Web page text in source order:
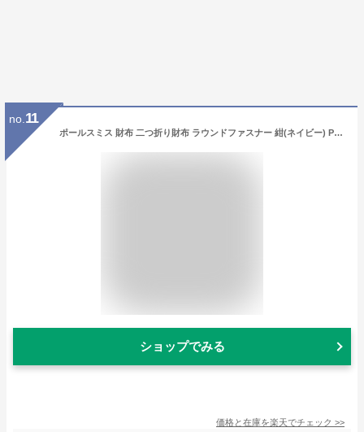
no. 11
ポールスミス 財布 二つ折り財布 ラウンドファスナー 紺(ネイビー) Paul Smith bps732-31 メンズ 紳士 ギフト 定番 彼氏 彼女 プレゼント
ショップでみる
価格と在庫を楽天でチェック >>